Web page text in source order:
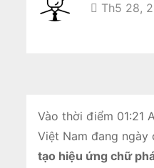
Th5 28,
Vào thời điểm 01:21
Việt Nam đang
tạo hiệu ứng chữ